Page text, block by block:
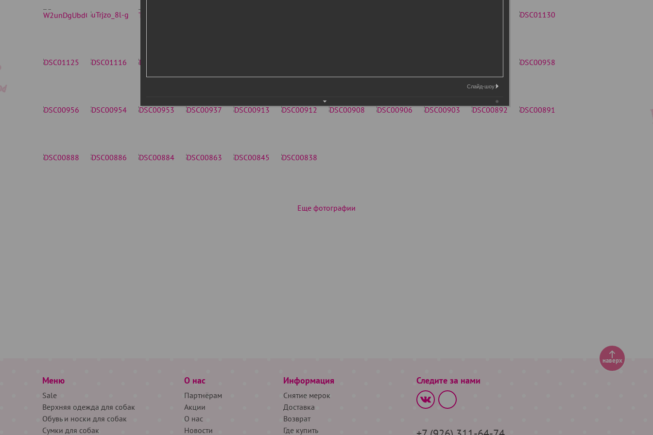
Еще фотографии
Меню
Sale
Верхняя одежда для собак
Обувь и носки для собак
Сумки для собак
О нас
Партнёрам
Акции
О нас
Новости
Информация
Снятие мерок
Доставка
Возврат
Где купить
Следите за нами
наверх
Слайд-шоу: